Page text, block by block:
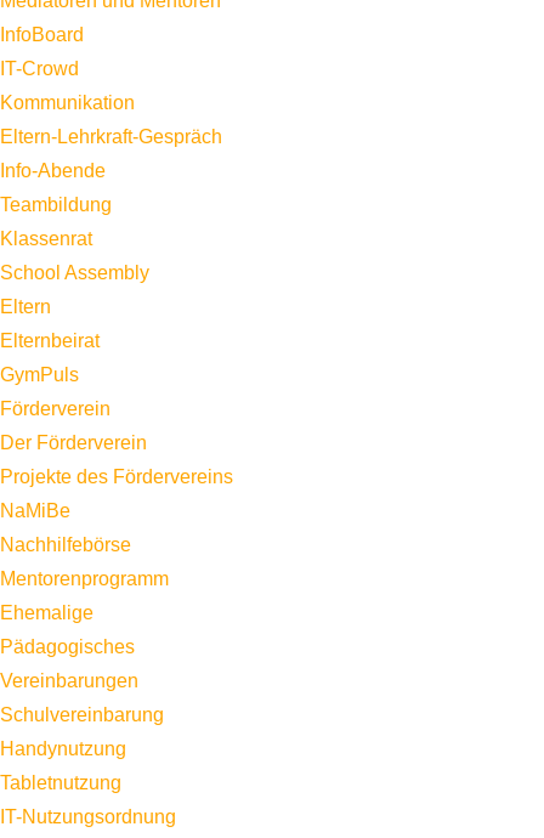
InfoBoard
IT-Crowd
Kommunikation
Eltern-Lehrkraft-Gespräch
Info-Abende
Teambildung
Klassenrat
School Assembly
Eltern
Elternbeirat
GymPuls
Förderverein
Der Förderverein
Projekte des Fördervereins
NaMiBe
Nachhilfebörse
Mentorenprogramm
Ehemalige
Pädagogisches
Vereinbarungen
Schulvereinbarung
Handynutzung
Tabletnutzung
IT-Nutzungsordnung